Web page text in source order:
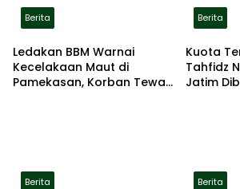
Berita
Ledakan BBM Warnai
Kecelakaan Maut di
Pamekasan, Korban Tewas
Berita
Kuota
Tahfidz
Jatim
Berita Berita